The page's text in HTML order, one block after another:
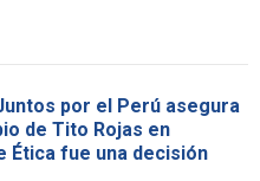
por el Perú asegura
de Tito Rojas en
Ética fue una decisión